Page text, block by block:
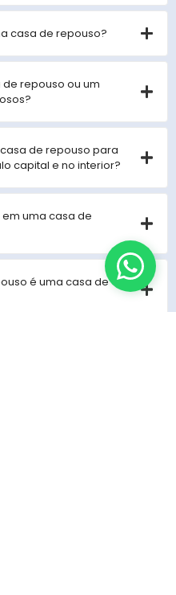
casa de repouso?
repouso ou um
de repouso para
capital e no interior?
uma casa de
é uma casa de